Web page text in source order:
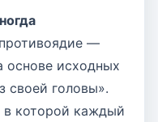
—
основе исходных
своей головы».
которой каждый